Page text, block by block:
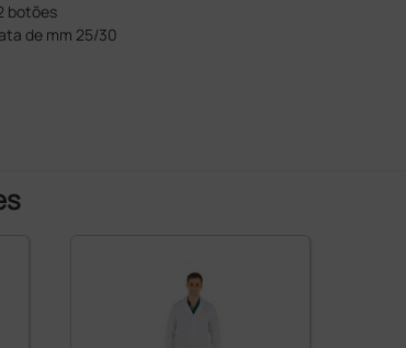
botões
de mm 25/30